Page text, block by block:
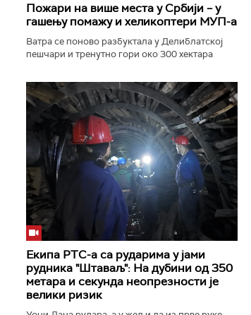
Пожари на више места у Србији – у
гашењу помажу и хеликоптери МУП-а
Ватра се поново разбуктала у Делиблатској
пешчари и тренутно гори око 300 хектара
код Зајечара захватио око 100...
Екипа РТС-а са рударима у јами
рудника "Штаваљ": На дубини од 350
метара и секунда неопрезности је
велики ризик